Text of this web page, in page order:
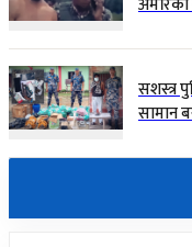
सशस्त्र
सामान